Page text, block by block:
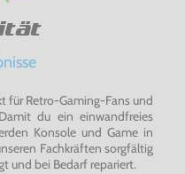
für Retro-Gaming-Fans und
du ein einwandfreies
Konsole und Game in
Fachkräften sorgfältig
und bei Bedarf repariert.